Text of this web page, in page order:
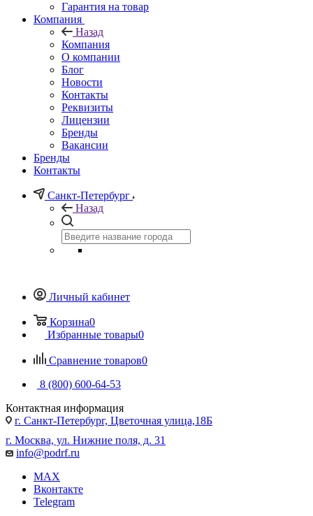
Гарантия на товар
Компания
Назад
Компания
О компании
Блог
Новости
Контакты
Реквизиты
Лицензии
Бренды
Вакансии
Бренды
Контакты
Санкт-Петербург
Назад
Личный кабинет
Корзина0
Избранные товары0
Сравнение товаров0
8 (800) 600-64-53
Контактная информация
г. Санкт-Петербург, Цветочная улица,18Б
г. Москва, ул. Нижние поля, д. 31
info@podrf.ru
MAX
Вконтакте
Telegram